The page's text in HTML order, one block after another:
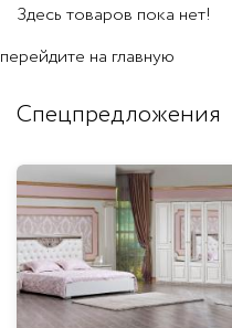
Здесь товаров пока нет!
перейдите на главную
Спецпредложения